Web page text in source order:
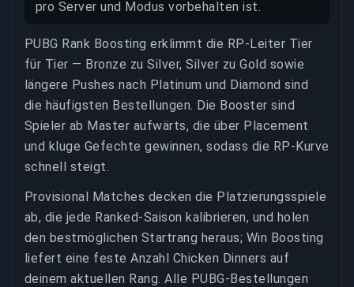
pro Server und Modus vorbehalten ist.
PUBG Rank Boosting erklimmt die RP-Leiter Tier
für Tier — Bronze zu Silver, Silver zu Gold sowie
längere Pushes nach Platinum und Diamond sind
die häufigsten Bestellungen. Die Booster sind
Spieler ab Master aufwärts, die über Placement
und kluge Gefechte gewinnen, sodass die RP-Kurve
schnell steigt.
Provisional Matches decken die Platzierungsspiele
ab, die jede Ranked-Saison kalibrieren, und holen
den bestmöglichen Startrang heraus; Win Boosting
liefert eine feste Anzahl Chicken Dinners auf
deinem aktuellen Rang. Alle PUBG-Bestellungen